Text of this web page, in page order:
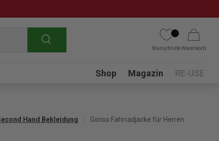
Suchen
WunschlisteWarenkorb
Submenu
Shop Magazin RE-USE
Hand Bekleidung Gonso Fahrradjacke für Herren